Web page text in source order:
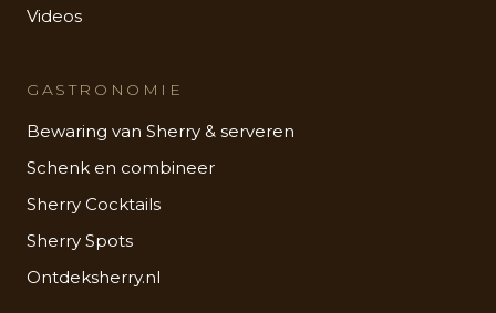
Videos
GASTRONOMIE
Bewaring van Sherry & serveren
Schenk en combineer
Sherry Cocktails
Sherry Spots
Ontdeksherry.nl